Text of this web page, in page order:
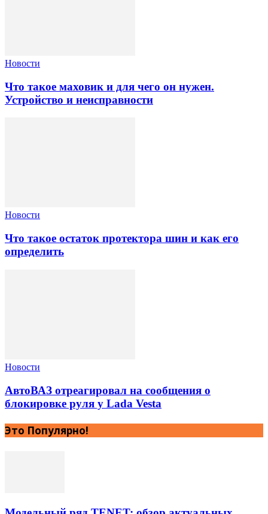
Новости
Что такое маховик и для чего он нужен.
Устройство и неисправности
Новости
Что такое остаток протектора шин и как его
определить
Новости
АвтоВАЗ отреагировал на сообщения о
блокировке руля у Lada Vesta
Это Популярно!